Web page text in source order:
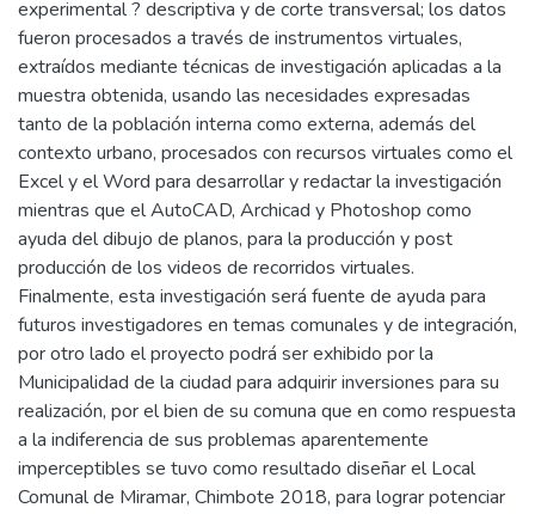
experimental ? descriptiva y de corte transversal; los datos
fueron procesados a través de instrumentos virtuales,
extraídos mediante técnicas de investigación aplicadas a la
muestra obtenida, usando las necesidades expresadas
tanto de la población interna como externa, además del
contexto urbano, procesados con recursos virtuales como el
Excel y el Word para desarrollar y redactar la investigación
mientras que el AutoCAD, Archicad y Photoshop como
ayuda del dibujo de planos, para la producción y post
producción de los videos de recorridos virtuales.
Finalmente, esta investigación será fuente de ayuda para
futuros investigadores en temas comunales y de integración,
por otro lado el proyecto podrá ser exhibido por la
Municipalidad de la ciudad para adquirir inversiones para su
realización, por el bien de su comuna que en como respuesta
a la indiferencia de sus problemas aparentemente
imperceptibles se tuvo como resultado diseñar el Local
Comunal de Miramar, Chimbote 2018, para lograr potenciar